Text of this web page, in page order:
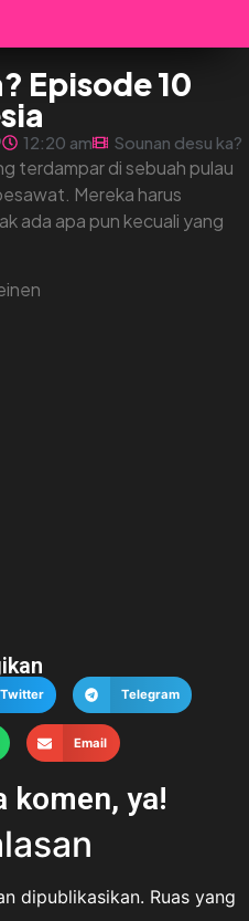
Episode 10
12:20 am Sounan desu ka?
terdampar di sebuah pulau
Mereka harus
ada apa pun kecuali yang
Twitter Telegram
Email
komen, ya!
dipublikasikan. Ruas yang